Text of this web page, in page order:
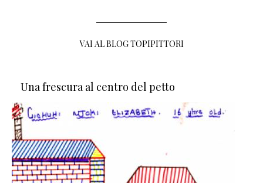
VAI AL BLOG TOPIPITTORI
Una frescura al centro del petto